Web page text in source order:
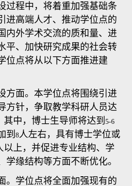
过程中，将着重加强基础条
进高端人才、推动学位点的
内外学术交流的质和量、进
平、加快研究成果的社会转
位点将从以下方面推进建
方面。本学位点将围绕引进
方针，争取教学科研人员达
中，博士生导师将达到 5-6
到 8人左右，具有博士学位或
以上，并促进专业结构、学
学缘结构等方面不断优化。
。学位点将全面加强现有的